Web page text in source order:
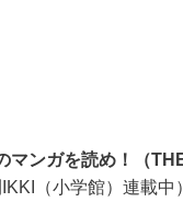
マンガを読め！（
IKKI（小学館）連載中